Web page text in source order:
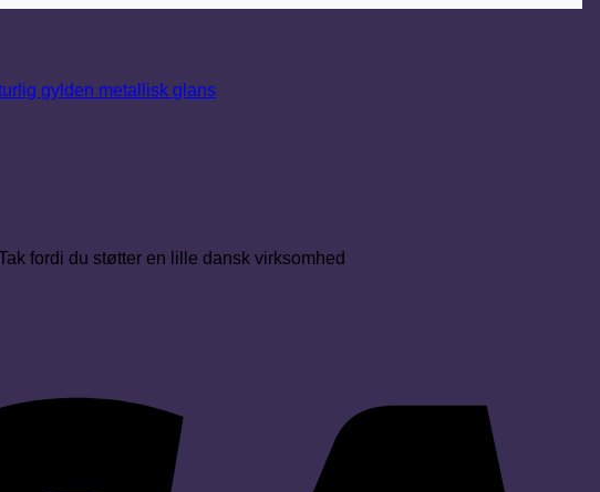
fordi du støtter en lille dansk virksomhed